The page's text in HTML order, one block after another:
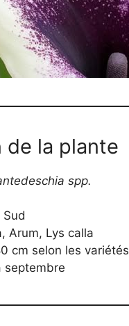
de la plante
spp.
Arum, Lys calla
cm selon les variétés
septembre